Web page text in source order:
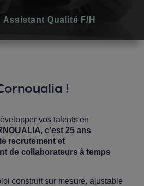
Assistant Qualité F/H
!
vos talents en
, c'est 25 ans
recrutement et
de collaborateurs à temps
construit sur mesure, ajustable